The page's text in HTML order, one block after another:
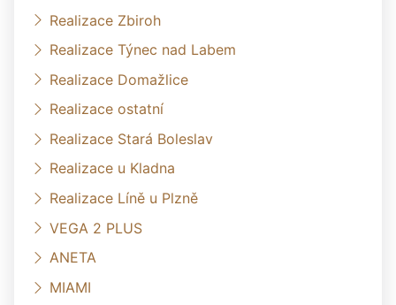
Realizace Zbiroh
Realizace Týnec nad Labem
Realizace Domažlice
Realizace ostatní
Realizace Stará Boleslav
Realizace u Kladna
Realizace Líně u Plzně
VEGA 2 PLUS
ANETA
MIAMI